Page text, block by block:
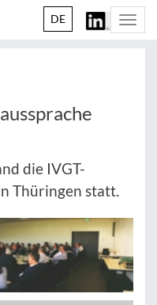
DE
die IVGT-
Thüringen statt.